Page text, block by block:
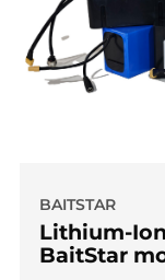
BAITSTAR
Lithium-
BaitStar